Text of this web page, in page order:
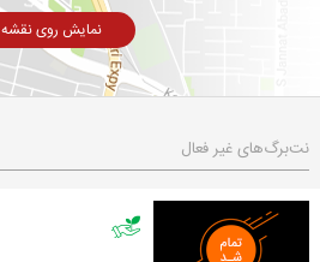
نمایش روی نقشه
نت‌برگ‌های غیر فعال